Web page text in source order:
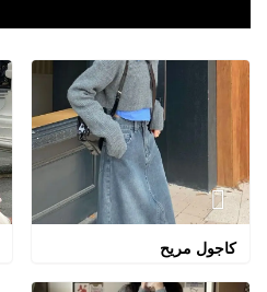
كاجول مريح